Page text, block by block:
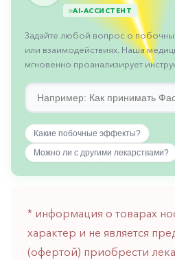
Прочее
Пульмонология
Сосудистые
Тромбозы
Урология
Ухо-
Хирургия
Щитовидная
железа
AI-АССИСТЕНТ
Задайте любой вопрос о
или взаимодействиях. Наша
мгновенно проанализирует
Какие побочные эффекты?
Можно ли с другими лекарствами?
* информация о товарах
характер и не является
(офертой) приобрести